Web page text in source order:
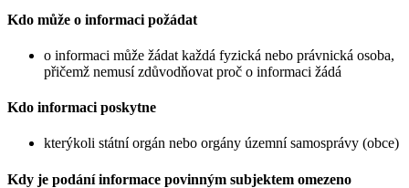
Kdo může o informaci požádat
o informaci může žádat každá fyzická nebo právnická osoba,
přičemž nemusí zdůvodňovat proč o informaci žádá
Kdo informaci poskytne
kterýkoli státní orgán nebo orgány územní samosprávy (obce)
Kdy je podání informace povinným subjektem omezeno